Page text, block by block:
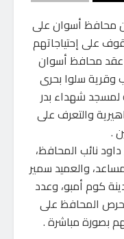
محافظ أسوان على
على إحتياجاتهم
عقد محافظ أسوان
وقرية سلوا بحرى
لمسجد شهداء بدر
والتعرف على
.
نائب المحافظ،
والعميد سمير
كوم أمبو، وعدد
حرص المحافظ على
بصورة مباشرة .